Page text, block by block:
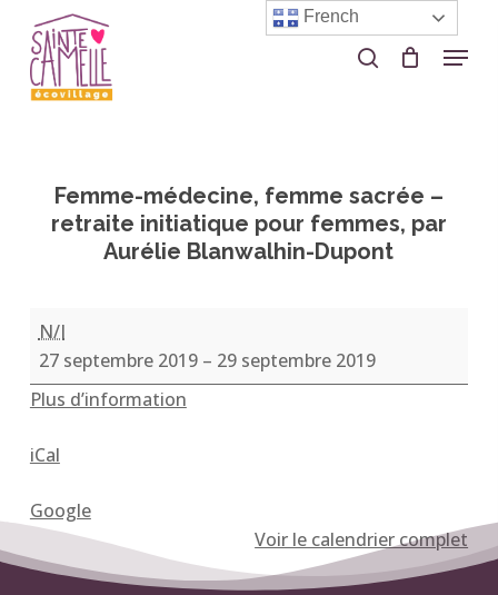
main
content
search Menu
Femme-médecine, femme sacrée –
retraite initiatique pour femmes, par
Aurélie Blanwalhin-Dupont
Femme-
médecine,
femme
sacrée
retraite
pour
femmes,
par
N/I
27 septembre 2019 – 29 septembre 2019
Plus d’information
iCal
Google
Voir le calendrier complet
Close
French